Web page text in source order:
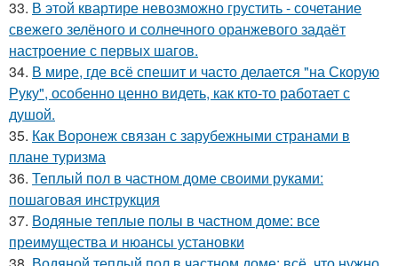
33. В этой квартире невозможно грустить - сочетание
свежего зелёного и солнечного оранжевого задаёт
настроение с первых шагов.
34. В мире, где всё спешит и часто делается "на Скорую
Руку", особенно ценно видеть, как кто-то работает с
душой.
35. Как Воронеж связан с зарубежными странами в
плане туризма
36. Теплый пол в частном доме своими руками:
пошаговая инструкция
37. Водяные теплые полы в частном доме: все
преимущества и нюансы установки